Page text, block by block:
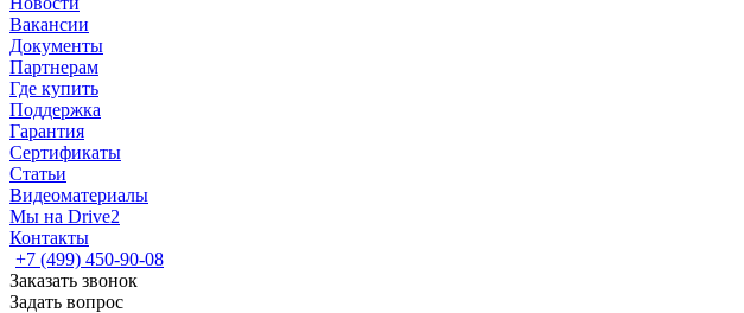
Вакансии
Документы
Партнерам
Где купить
Поддержка
Гарантия
Сертификаты
Статьи
Видеоматериалы
Мы на Drive2
Контакты
+7 (499) 450-90-08
Заказать звонок
Задать вопрос